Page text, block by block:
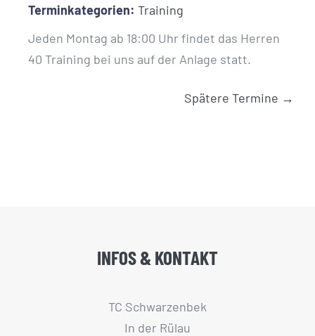
Terminkategorien: Training
Jeden Montag ab 18:00 Uhr findet das Herren
40 Training bei uns auf der Anlage statt.
Spätere Termine →
INFOS & KONTAKT
TC Schwarzenbek
In der Rülau